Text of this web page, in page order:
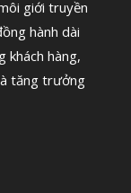
giới truyền
hành dài
khách hàng,
tăng trưởng